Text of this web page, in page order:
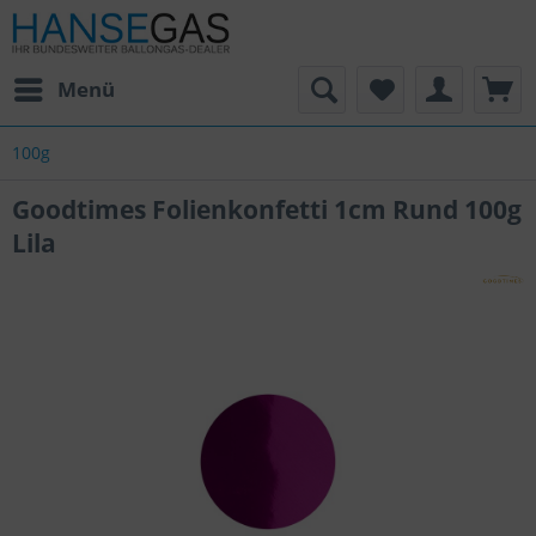
Menü
100g
Goodtimes Folienkonfetti 1cm Rund 100g
Lila